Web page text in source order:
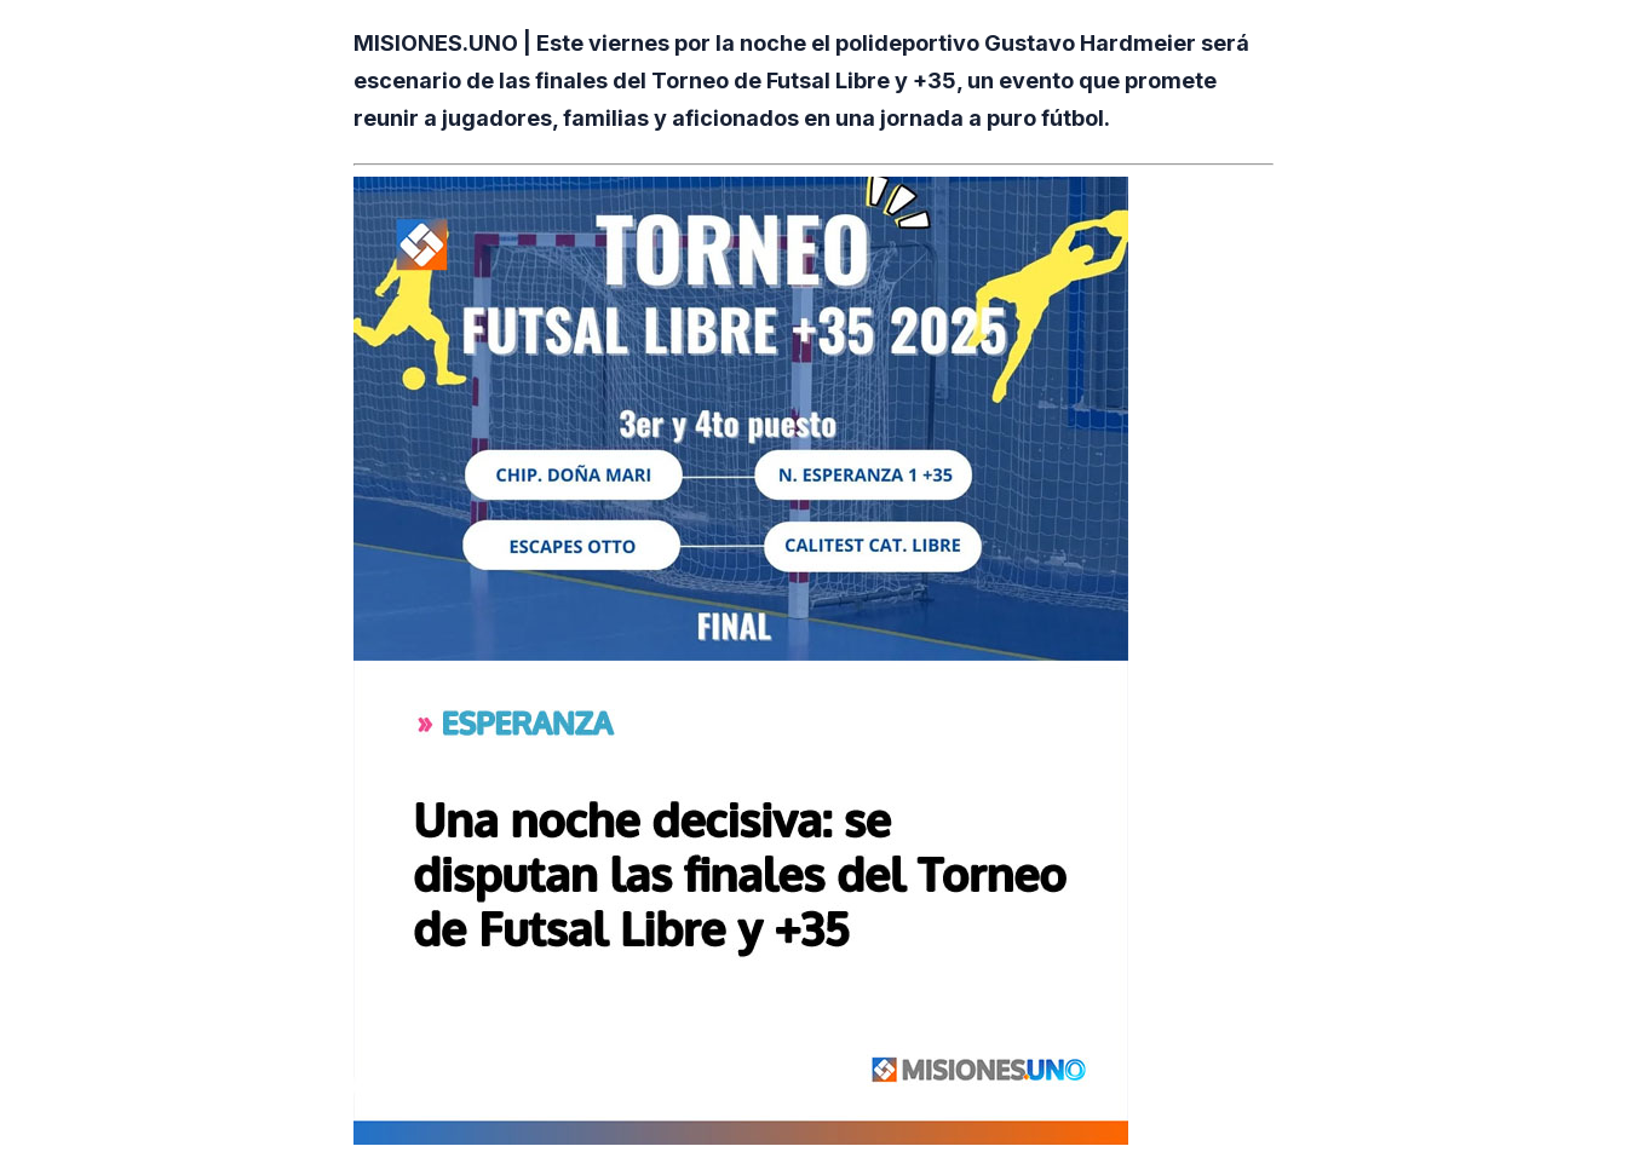
MISIONES.UNO | Este viernes por la noche el polideportivo Gustavo Hardmeier será
escenario de las finales del Torneo de Futsal Libre y +35, un evento que promete
reunir a jugadores, familias y aficionados en una jornada a puro fútbol.